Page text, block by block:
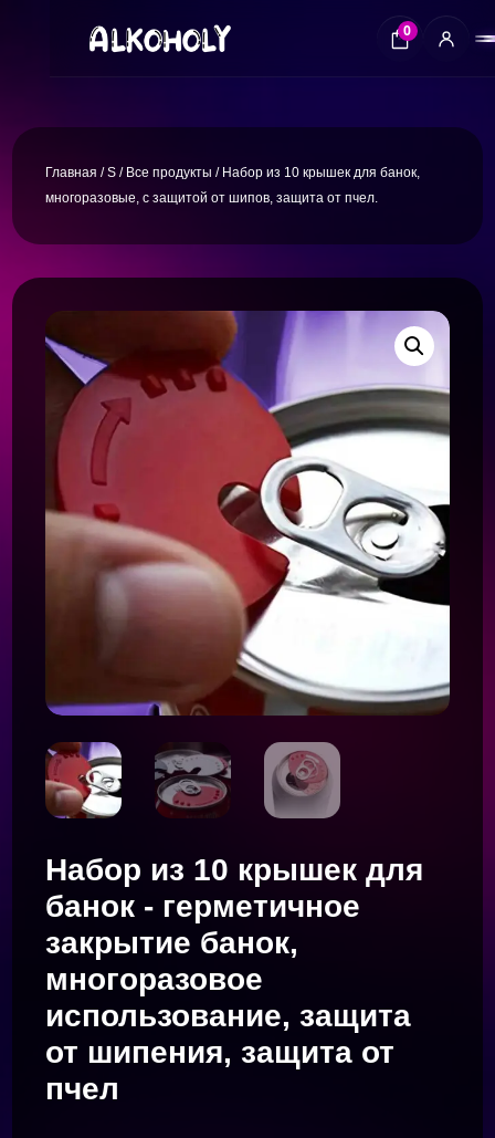
0
Главная /S / Все продукты / Набор из 10 крышек для банок,
многоразовые, с защитой от шипов, защита от пчел.
Набор из 10 крышек для
банок - герметичное
закрытие банок,
многоразовое
использование, защита
от шипения, защита от
пчел